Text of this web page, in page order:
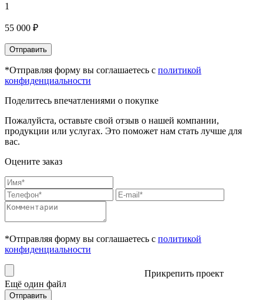
1
55 000 ₽
Отправить
*Отправляя форму вы соглашаетесь с политикой
конфиденциальности
Поделитесь впечатлениями о покупке
Пожалуйста, оставьте свой отзыв о нашей компании,
продукции или услугах. Это поможет нам стать лучше для
вас.
Оцените заказ
*Отправляя форму вы соглашаетесь с политикой
конфиденциальности
Прикрепить проект
Ещё один файл
Отправить